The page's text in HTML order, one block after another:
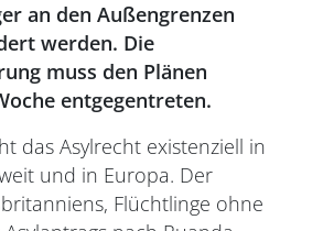
an den Außengrenzen
werden. Die
muss den Plänen
entgegentreten.
das Asylrecht existenziell in
und in Europa. Der
Flüchtlinge ohne